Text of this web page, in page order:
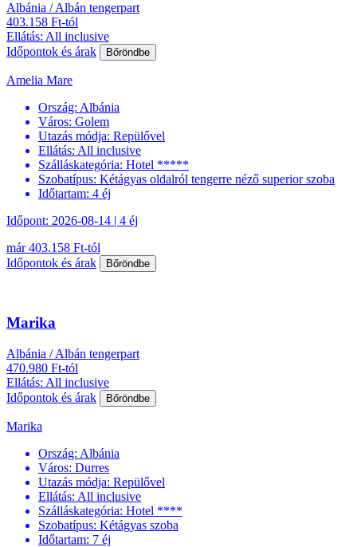
Albánia / Albán tengerpart
403.158 Ft-tól
Ellátás: All inclusive
Időpontok és árak
Bőröndbe
Amelia Mare
Ország: Albánia
Város: Golem
Utazás módja: Repülővel
Ellátás: All inclusive
Szálláskategória: Hotel *****
Szobatípus: Kétágyas oldalról tengerre néző superior szoba
Időtartam: 4 éj
Időpont: 2026-08-14 | 4 éj
már 403.158 Ft-tól
Időpontok és árak
Bőröndbe
Marika
Albánia / Albán tengerpart
470.980 Ft-tól
Ellátás: All inclusive
Időpontok és árak
Bőröndbe
Marika
Ország: Albánia
Város: Durres
Utazás módja: Repülővel
Ellátás: All inclusive
Szálláskategória: Hotel ****
Szobatípus: Kétágyas szoba
Időtartam: 7 éj